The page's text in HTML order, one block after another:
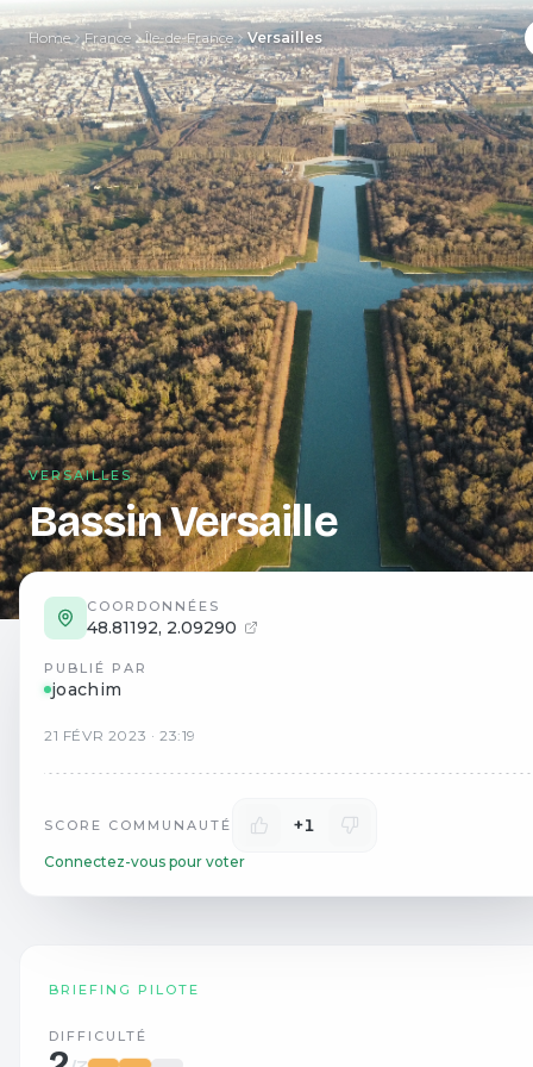
Home France Île-de-France Versailles
VERSAILLES
Bassin Versaille
COORDONNÉES
48.81192, 2.09290
PUBLIÉ PAR
joachim
21 FÉVR 2023 ·23:19
SCORE COMMUNAUTÉ +1
Connectez-vous pour voter
BRIEFING PILOTE
DIFFICULTÉ